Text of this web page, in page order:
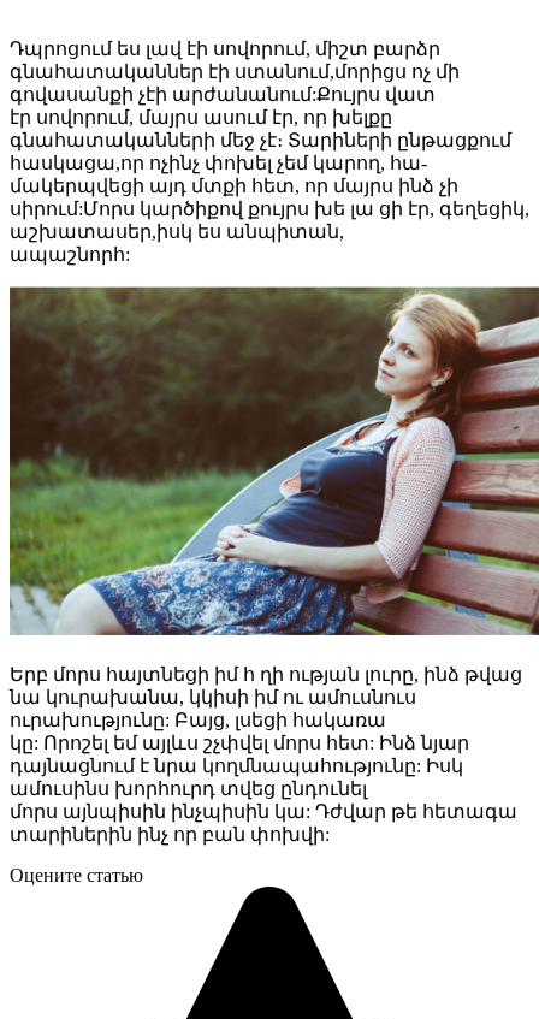
Դպրոցում ես լավ էի սովորում, միշտ բարձր
գնահատականներ էի ստանում,մորիցս ոչ մի
գովասանքի չէի արժանանում:Քույրս վատ
էր սովորում, մայրս ասում էր, որ խելքը
գնահատականների մեջ չէ։ Տարիների ընթացքում
հասկացա,որ ոչինչ փոխել չեմ կարող, հա-
մակերպվեցի այդ մտքի հետ, որ մայրս ինձ չի
սիրում:Մորս կարծիքով քույրս խե լա ցի էր, գեղեցիկ,
աշխատասեր,իսկ ես անպիտան,
ապաշնորհ:
Երբ մորս հայտնեցի իմ հ ղի ության լուրը, ինձ թվաց
նա կուրախանա, կկիսի իմ ու ամուսնուս
ուրախությունը: Բայց, լսեցի հակառա
կը: Որոշել եմ այլևս շչփվել մորս հետ: Ինձ նյար
դայնացնում է նրա կողմնապահությունը: Իսկ
ամուսինս խորհուրդ տվեց ընդունել
մորս այնպիսին ինչպիսին կա: Դժվար թե հետագա
տարիներին ինչ որ բան փոխվի:
Оцените статью